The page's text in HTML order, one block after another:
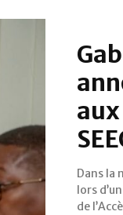
Dans la
lors
de
Gabon.